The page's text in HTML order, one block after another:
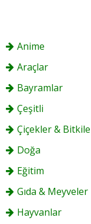
Anime
Araçlar
Bayramlar
Çeşitli
Çiçekler &
Doğa
Eğitim
Gıda & Meyveler
Hayvanlar